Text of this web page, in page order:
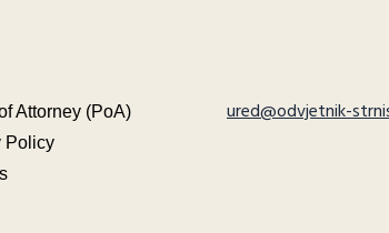
Attorney (PoA)
Policy
ured@odvjetnik-